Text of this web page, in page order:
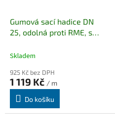
Gumová sací hadice DN
25, odolná proti RME, s
metráži.
Skladem
925 Kč bez DPH
1 119 Kč / m
Do košíku